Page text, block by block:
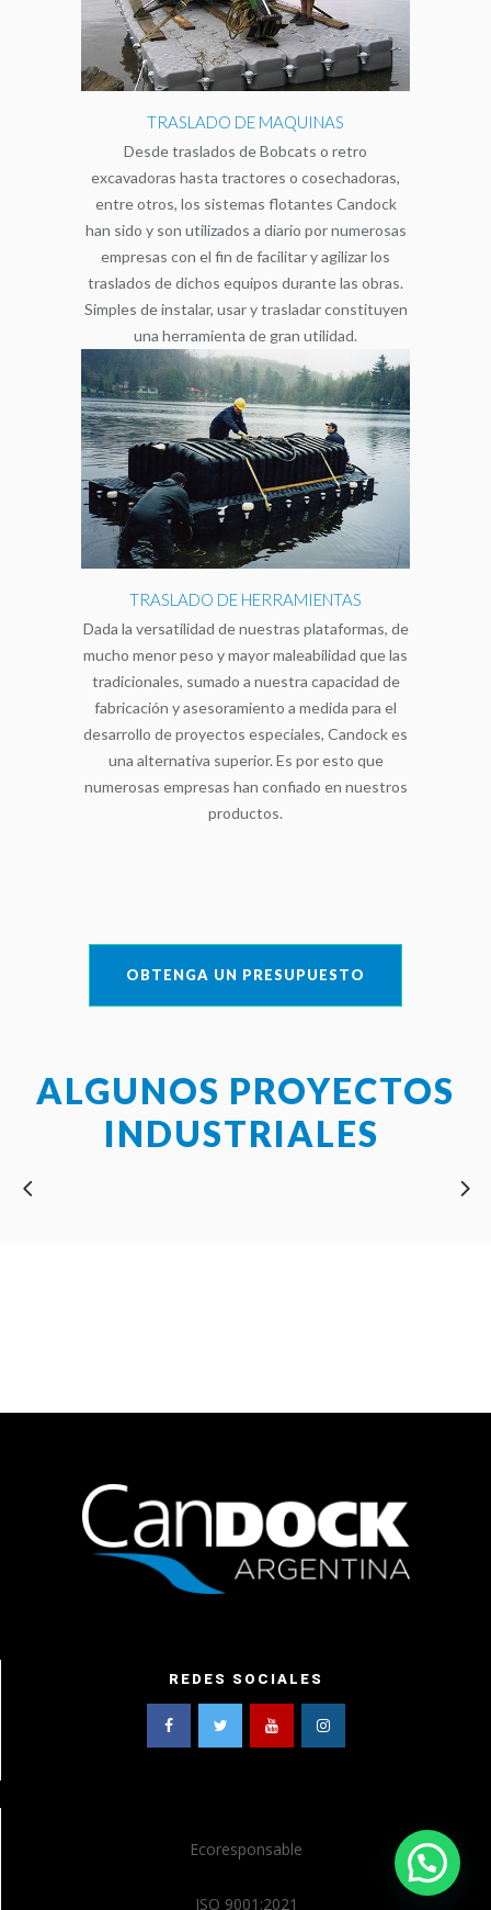
TRASLADO DE MAQUINAS
Desde traslados de Bobcats o retro
excavadoras hasta tractores o cosechadoras,
entre otros, los sistemas flotantes Candock
han sido y son utilizados a diario por numerosas
empresas con el fin de facilitar y agilizar los
traslados de dichos equipos durante las obras.
Simples de instalar, usar y trasladar constituyen
una herramienta de gran utilidad.
TRASLADO DE HERRAMIENTAS
Dada la versatilidad de nuestras plataformas, de
mucho menor peso y mayor maleabilidad que las
tradicionales, sumado a nuestra capacidad de
fabricación y asesoramiento a medida para el
desarrollo de proyectos especiales, Candock es
una alternativa superior. Es por esto que
numerosas empresas han confiado en nuestros
productos.
OBTENGA UN PRESUPUESTO
ALGUNOS PROYECTOS
INDUSTRIALES
REDES SOCIALES
Ecoresponsable
ISO 9001:2021